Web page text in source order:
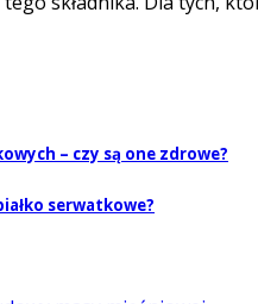
– czy są one zdrowe?
serwatkowe?